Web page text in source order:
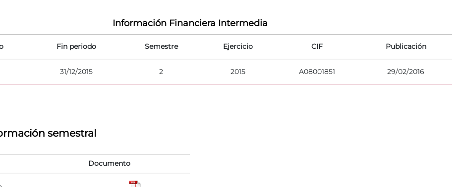
Información Financiera Intermedia
Fin periodo Semestre Ejercicio CIF Publicación
31/12/2015 2 2015 A08001851 29/02/2016
semestral
Documento